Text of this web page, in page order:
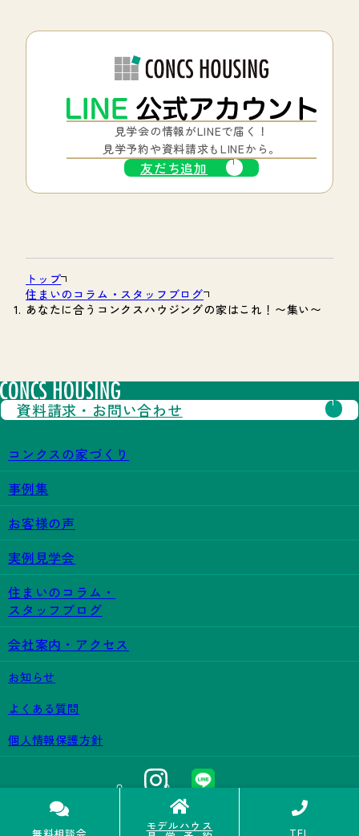
無料相談会
モデルハウス TEL
見学会の情報がLINEで届く！
見学予約や資料請求もLINEから。
友だち追加
トップ
住まいのコラム・スタッフブログ
あなたに合うコンクスハウジングの家はこれ！〜集い〜
コンクスの家づくり
事例集
お客様の声
実例見学会
住まいのコラム・
スタッフブログ
会社案内・アクセス
お知らせ
よくある質問
個人情報保護方針
資料請求・ お問い合わせ
©CONCS HOUSING Co., Ltd.